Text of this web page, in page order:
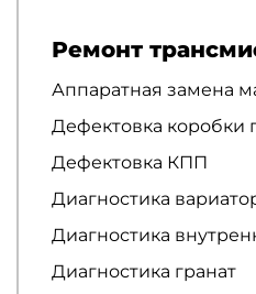
Ремонт
Аппаратная замена
Дефектовка коробки
Дефектовка КПП
Диагностика
Диагностика
Диагностика гранат